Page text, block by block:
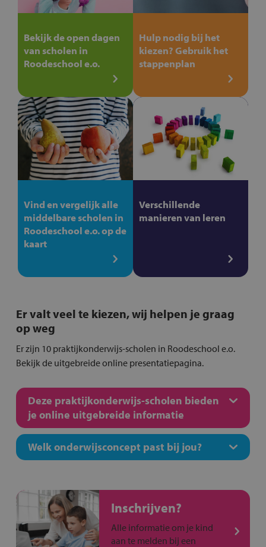
Bekijk de open dagen
van scholen in
Roodeschool e.o.
Hulp nodig bij het
kiezen? Gebruik het
stappenplan
Vind en vergelijk alle
middelbare scholen in
Roodeschool e.o. op de
kaart
Verschillende
manieren van leren
Er valt veel te kiezen, wij helpen je graag
op weg
Er zijn 10 praktijkonderwijs-scholen in Roodeschool e.o.
Bekijk de uitgebreide online presentatiepagina.
Deze praktijkonderwijs-scholen bieden
je online uitgebreide informatie
Welk onderwijsconcept past bij jou?
Inschrijven?
Alle informatie om je kind
aan te melden bij een